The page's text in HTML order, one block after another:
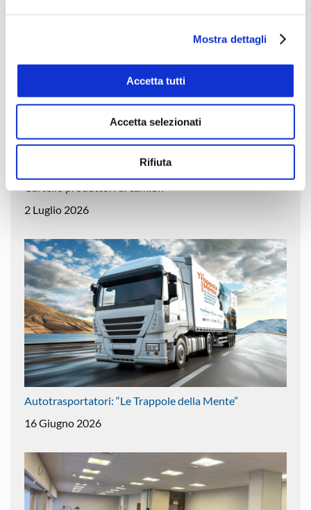
ns. Cookie Policy.
Mostra dettagli
Accetta tutti
Accetta selezionati
Rifiuta
Cartello produttori di camion
2 Luglio 2026
Autotrasportatori: “Le Trappole della Mente”
16 Giugno 2026